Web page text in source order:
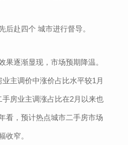
后赴四个 城市进行督导。
果逐渐显现，市场预期降温。
主调价中涨价占比水平较1月
房业主调涨占比在2月以来也
看，预计热点城市二手房市场
收窄。